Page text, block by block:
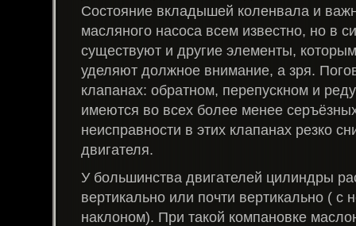
Состояние вкладышей коленвала и
масляного насоса всем известно, но в
существуют и другие элементы,
уделяют должное внимание, а зря.
клапанах: обратном, перепускном и
имеются во всех более менее
неисправности в этих клапанах резко
двигателя.
У большинства двигателей цилиндры
вертикально или почти вертикально ( с
наклоном). При такой компановке